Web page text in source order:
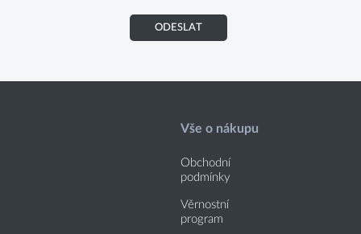
ODESLAT
Vše o nákupu
Obchodní
podmínky
Věrnostní
program